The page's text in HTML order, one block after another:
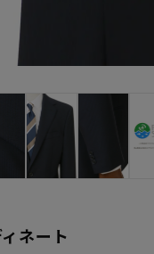
ネート